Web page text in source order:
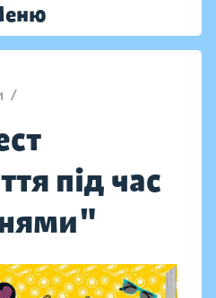
/
під час